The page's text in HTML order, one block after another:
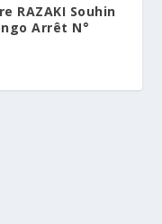
RAZAKI Souhin
Arrêt N°